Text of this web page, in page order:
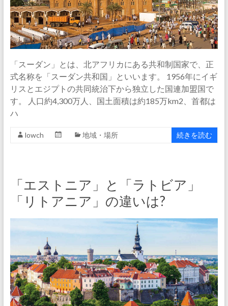
「スーダン」とは、北アフリカにある共和制国家で、正
式名称を「スーダン共和国」といいます。 1956年にイギ
リスとエジプトの共同統治下から独立した国連加盟国で
す。 人口約4,300万人、国土面積は約185万km2、首都は
ハ
lowch 地域・場所 続きを読む
「エストニア」と「ラトビア」
「リトアニア」の違いは?